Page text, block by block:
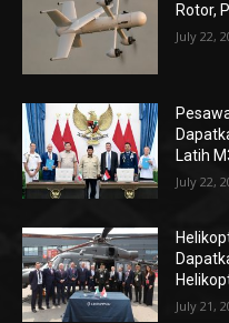
Rotor,
July 22,
Latih
July 22,
July 21,